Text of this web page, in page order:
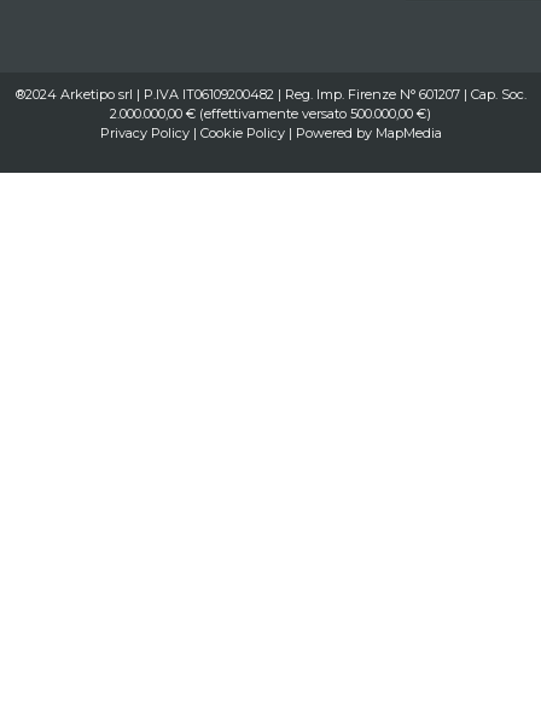
®2024 Arketipo srl | P.IVA IT06109200482 | Reg. Imp. Firenze N° 601207 | Cap. Soc.
2.000.000,00 € (effettivamente versato 500.000,00 €)
Privacy Policy| Cookie Policy| Powered by MapMedia